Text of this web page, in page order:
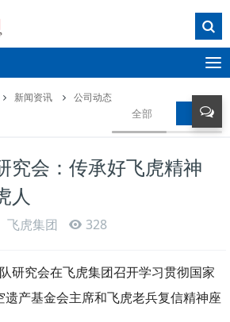
T
o
g
g
l
t
i
o
新闻资讯 公司动态
全部 公司动
究会：传承好飞虎精神
人
飞虎集团 328
研究会在飞虎集团召开学习贯彻国家
遗产基金会主席和飞虎老兵复信精神座